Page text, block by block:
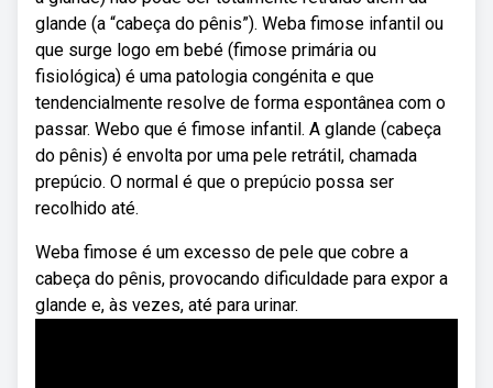
glande (a “cabeça do pênis”). Weba fimose infantil ou
que surge logo em bebé (fimose primária ou
fisiológica) é uma patologia congénita e que
tendencialmente resolve de forma espontânea com o
passar. Webo que é fimose infantil. A glande (cabeça
do pênis) é envolta por uma pele retrátil, chamada
prepúcio. O normal é que o prepúcio possa ser
recolhido até.
Weba fimose é um excesso de pele que cobre a
cabeça do pênis, provocando dificuldade para expor a
glande e, às vezes, até para urinar.